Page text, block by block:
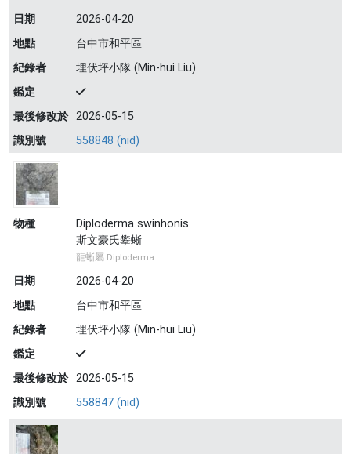
日期
2026-04-20
地點
台中市和平區
紀錄者
埋伏坪小隊 (Min-hui Liu)
鑑定
最後修改於 2026-05-15
識別號
558848 (nid)
物種
Diploderma swinhonis
斯文豪氏攀蜥
龍蜥屬 Diploderma
日期
2026-04-20
地點
台中市和平區
紀錄者
埋伏坪小隊 (Min-hui Liu)
鑑定
最後修改於 2026-05-15
識別號
558847 (nid)